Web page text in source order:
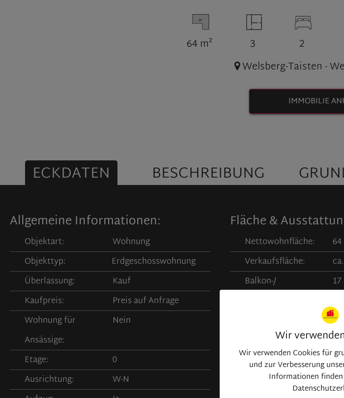
64 m² 3 2
Welsberg-Taisten -
IMMOBILIE
ECKDATEN BESCHREIBUNG
Allgemeine Informationen:
Objektart:
Wohnung
Objekttyp:
Erdgeschosswohnung
Überlassung:
Kauf
Kaufpreis:
Preis auf Anfrage
Wohnung für
Ansässige:
Nein
Etage:
0
Ausrichtung:
W-N
Fläche &
Nettowohnfläche:
64
Verkaufsfläche:
Balkon-/
88
Zimmer:
3
Schlafzimmer:
2
Badezimmer:
2
Wir
Wir verwenden Cookies für
und zur Verbesserung
Informationen